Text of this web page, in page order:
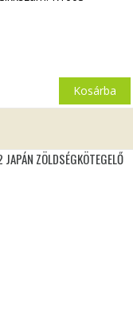
Kosárba
ZÖLDSÉGKÖTEGELŐ